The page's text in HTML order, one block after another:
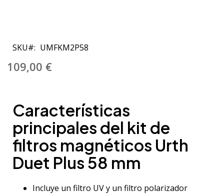
comienzo
de
la
imágenes
SKU UMFKM2P58
109,00 €
Características
principales del kit de
filtros magnéticos Urth
Duet Plus 58 mm
Incluye un filtro UV y un filtro polarizador